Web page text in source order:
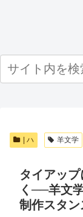
| ハ 羊文学
タイアッ
く──羊文
制作スタン